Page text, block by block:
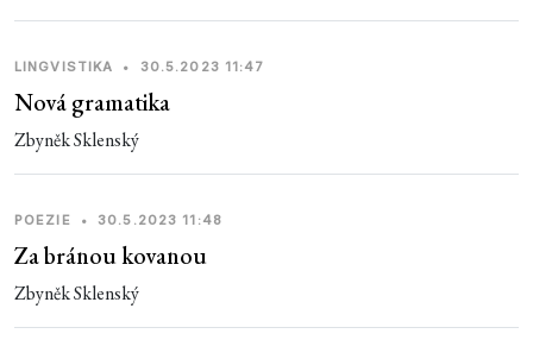
LINGVISTIKA • 30.5.2023 11:47
Nová gramatika
Zbyněk Sklenský
POEZIE • 30.5.2023 11:48
Za bránou kovanou
Zbyněk Sklenský